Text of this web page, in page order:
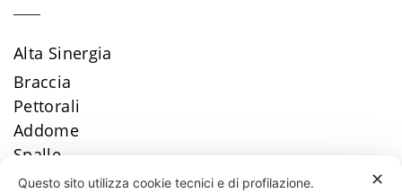
Alta Sinergia
Braccia
Pettorali
Addome
Spalle
Dorsali
✕
Questo sito utilizza cookie tecnici e di profilazione.